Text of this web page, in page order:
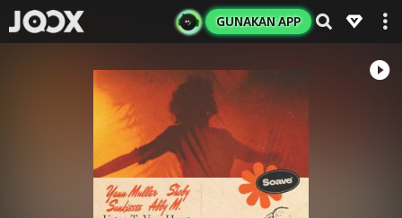
GUNAKAN APP